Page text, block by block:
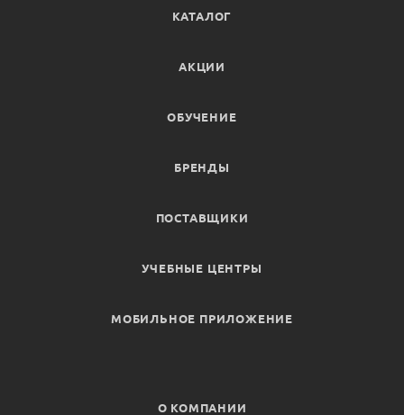
КАТАЛОГ
АКЦИИ
ОБУЧЕНИЕ
БРЕНДЫ
ПОСТАВЩИКИ
УЧЕБНЫЕ ЦЕНТРЫ
МОБИЛЬНОЕ ПРИЛОЖЕНИЕ
О КОМПАНИИ